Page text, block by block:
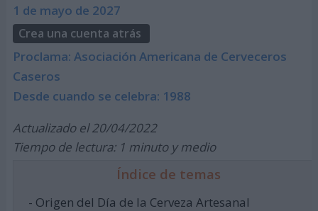
1 de mayo de 2027
Crea una cuenta atrás
Proclama: Asociación Americana de Cerveceros
Caseros
Desde cuando se celebra: 1988
Actualizado el 20/04/2022
Tiempo de lectura: 1 minuto y medio
Índice de temas
- Origen del Día de la Cerveza Artesanal